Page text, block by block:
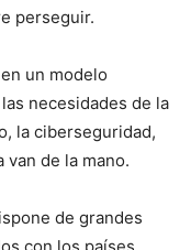
perseguir.
un modelo
necesidades de la
la ciberseguridad,
van de la mano.
de grandes
con los países